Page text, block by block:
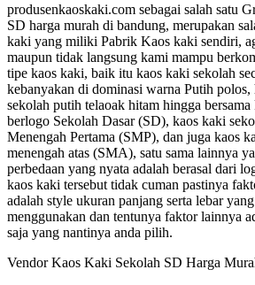
produsenkaoskaki.com sebagai salah satu
SD harga murah di bandung, merupakan
kaki yang miliki Pabrik Kaos kaki sendiri,
maupun tidak langsung kami mampu
tipe kaos kaki, baik itu kaos kaki sekolah
kebanyakan di dominasi warna Putih
sekolah putih telaoak hitam hingga
berlogo Sekolah Dasar (SD), kaos kaki
Menengah Pertama (SMP), dan juga kaos
menengah atas (SMA), satu sama lainnya
perbedaan yang nyata adalah berasal dari
kaos kaki tersebut tidak cuman pastinya
adalah style ukuran panjang serta lebar
menggunakan dan tentunya faktor lainnya
saja yang nantinya anda pilih.
Vendor Kaos Kaki Sekolah SD Harga